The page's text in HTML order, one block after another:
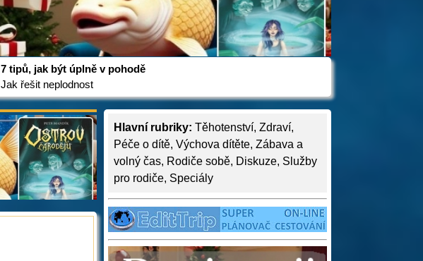
7 tipů, jak být úplně v pohodě
Jak řešit neplodnost
Hlavní rubriky: Těhotenství, Zdraví,
Péče o dítě, Výchova dítěte, Zábava a
volný čas, Rodiče sobě, Diskuze, Služby
pro rodiče, Speciály